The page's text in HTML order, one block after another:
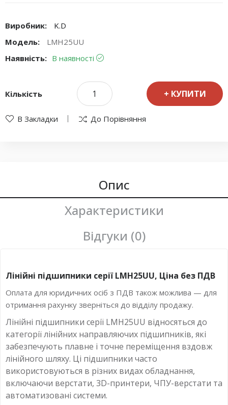
Виробник:
K.D
Модель:
LMH25UU
Наявність: В наявності
Кількість КУПИТИ
В Закладки До Порівняння
Опис
Характеристики
Відгуки (0)
Лінійні підшипники серії LMH25UU, Ціна без ПДВ
Оплата для юридичних осіб з ПДВ також можлива — для
отримання рахунку зверніться до відділу продажу.
Лінійні підшипники серії LMH25UU відносяться до
категорії лінійних направляючих підшипників, які
забезпечують плавне і точне переміщення вздовж
лінійного шляху. Ці підшипники часто
використовуються в різних видах обладнання,
включаючи верстати, 3D-принтери, ЧПУ-верстати та
автоматизовані системи.